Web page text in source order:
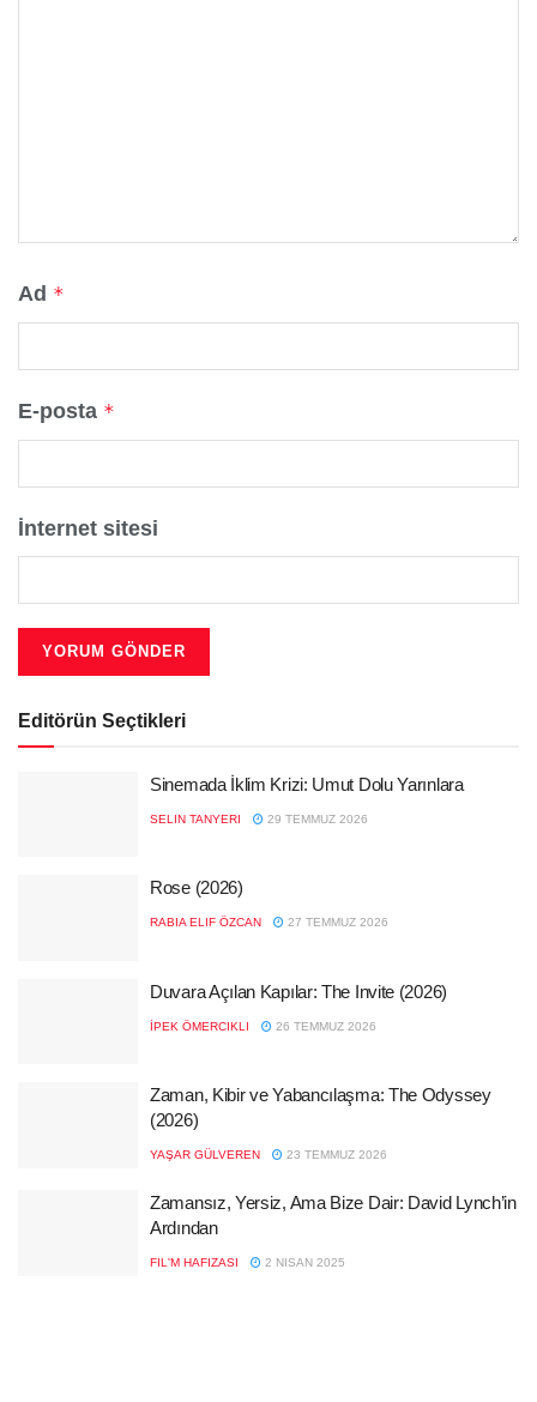
Ad *
E-posta *
İnternet sitesi
Editörün Seçtikleri
Sinemada İklim Krizi: Umut Dolu Yarınlara
SELIN TANYERI 29 TEMMUZ 2026
Rose (2026)
RABIA ELIF ÖZCAN 27 TEMMUZ 2026
Duvara Açılan Kapılar: The Invite (2026)
İPEK ÖMERCIKLI 26 TEMMUZ 2026
Zaman, Kibir ve Yabancılaşma: The Odyssey
(2026)
YAŞAR GÜLVEREN 23 TEMMUZ 2026
Zamansız, Yersiz, Ama Bize Dair: David Lynch’in
Ardından
FIL'M HAFIZASI 2 NISAN 2025